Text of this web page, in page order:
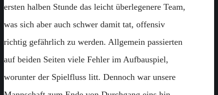
ersten halben Stunde das leicht überlegenere Team,
was sich aber auch schwer damit tat, offensiv
richtig gefährlich zu werden. Allgemein passierten
auf beiden Seiten viele Fehler im Aufbauspiel,
worunter der Spielfluss litt. Dennoch war unsere